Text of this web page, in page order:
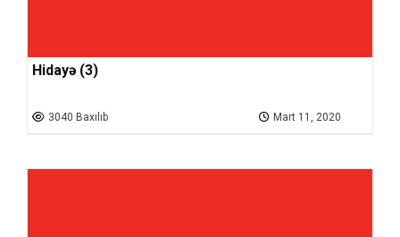
Hidayə (3)
3040 Baxılıb Mart 11, 2020